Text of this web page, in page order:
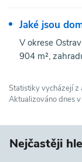
Jaké jsou
V okrese
904 m²,
Statistiky vycházejí z
Aktualizováno dnes
Nejčastěji